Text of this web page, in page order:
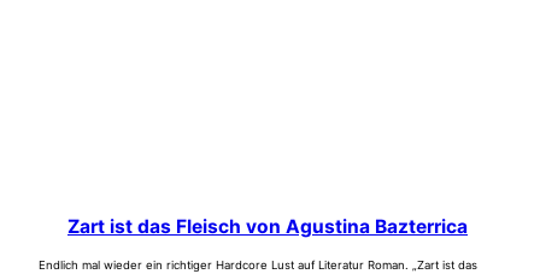
Zart ist das Fleisch von Agustina Bazterrica
Endlich mal wieder ein richtiger Hardcore Lust auf Literatur Roman. „Zart ist das